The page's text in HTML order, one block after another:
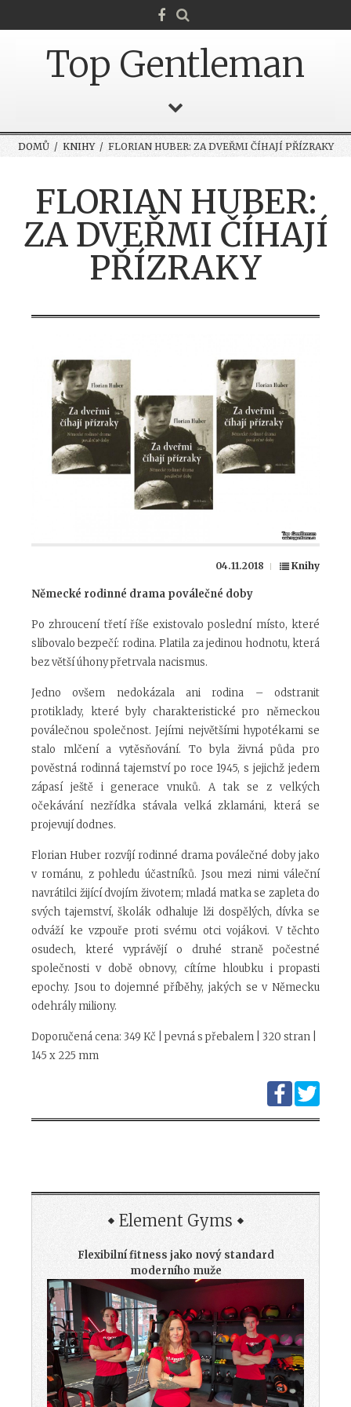
Top Gentleman
DOMŮ/ KNIHY/ FLORIAN HUBER: ZA DVEŘMI ČÍHAJÍ PŘÍZRAKY
FLORIAN HUBER:
ZA DVEŘMI ČÍHAJÍ
PŘÍZRAKY
04.11.2018 Knihy
Německé rodinné drama poválečné doby
Po zhroucení třetí říše existovalo poslední místo, které
slibovalo bezpečí: rodina. Platila za jedinou hodnotu, která
bez větší úhony přetrvala nacismus.
Jedno ovšem nedokázala ani rodina – odstranit
protiklady, které byly charakteristické pro německou
poválečnou společnost. Jejími největšími hypotékami se
stalo mlčení a vytěsňování. To byla živná půda pro
pověstná rodinná tajemství po roce 1945, s jejichž jedem
zápasí ještě i generace vnuků. A tak se z velkých
očekávání nezřídka stávala velká zklamáni, která se
projevují dodnes.
Florian Huber rozvíjí rodinné drama poválečné doby jako
v románu, z pohledu účastníků. Jsou mezi nimi váleční
navrátilci žijící dvojím životem; mladá matka se zapleta do
svých tajemství, školák odhaluje lži dospělých, dívka se
odváží ke vzpouře proti svému otci vojákovi. V těchto
osudech, které vyprávějí o druhé straně počestné
společnosti v době obnovy, cítíme hloubku i propasti
epochy. Jsou to dojemné příběhy, jakých se v Německu
odehrály miliony.
Doporučená cena: 349 Kč | pevná s přebalem | 320 stran |
145 x 225 mm
Element Gyms
Flexibilní fitness jako nový standard
moderního muže